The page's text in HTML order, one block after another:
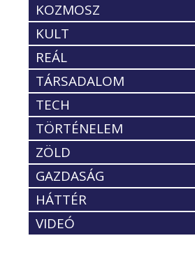
KOZMOSZ
KULT
REÁL
TÁRSADALOM
TECH
TÖRTÉNELEM
ZÖLD
GAZDASÁG
HÁTTÉR
VIDEÓ